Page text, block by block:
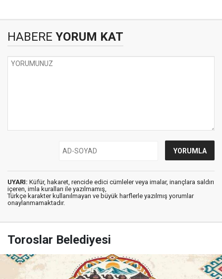
HABERE YORUM KAT
UYARI: Küfür, hakaret, rencide edici cümleler veya imalar, inançlara saldırı
içeren, imla kuralları ile yazılmamış,
Türkçe karakter kullanılmayan ve büyük harflerle yazılmış yorumlar
onaylanmamaktadır.
Toroslar Belediyesi